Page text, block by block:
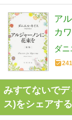
ア
カ
ダ
みすてないで
ス)をシェアする